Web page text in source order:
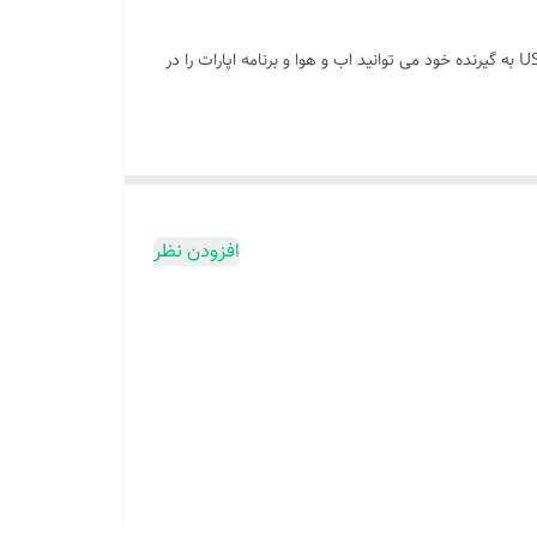
دانگل وای-فای پروویژن قابل اتصال به دستگاه های دیجیتال از جمله گیرنده دیجیتال می باشد. به راحتی با اتصال این دستگاه بر روی پورت USB به گیرنده خود می توانید اب و هوا و برنامه اپارات را در
افزودن نظر